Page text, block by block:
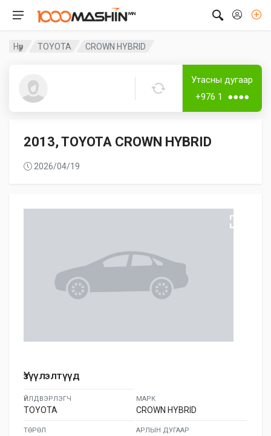
Нүүр TOYOTA CROWN HYBRID
Утасны дугаар
+976 1 ●●●●
2013, TOYOTA CROWN HYBRID
2026/04/19
Үзүүлэлтүүд
ҮЙЛДВЭРЛЭГЧ
TOYOTA
МАРК
CROWN HYBRID
ТӨРӨЛ АРЛЫН ДУГААР
Дугаар аваагүй